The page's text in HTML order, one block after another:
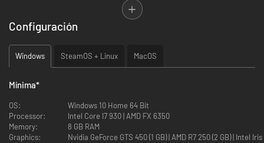
Acerca del juego
determinada cantidad de dinero, y un distribuidor vial que da a una
designadas para usos específicos, tales como áreas residenciales,
ciudad, a adquirir casas y empleos y, básicamente, a comenzar a vivir sus
vidas.
El progreso se mide cuantificando a la población, y, tras lograr ciertas
Configuración
Windows SteamOS + Linux MacOS
Mínima*
OS:
Windows 10 Home 64 Bit
Processor:
Intel Core I7 930 | AMD FX 6350
Memory:
8 GB RAM
Graphics:
Nvidia GeForce GTS